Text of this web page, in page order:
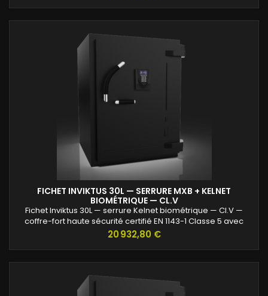
FICHET INVIKTUS 30L — SERRURE MXB + KELNET
BIOMÉTRIQUE — CL.V
Fichet Inviktus 30L — serrure Kelnet biométrique — Cl.V —
coffre-fort haute sécurité certifié EN 1143-1 Classe 5 avec
protection renforcée contre l’effraction et valeurs assurables
Prix
20 932,80 €